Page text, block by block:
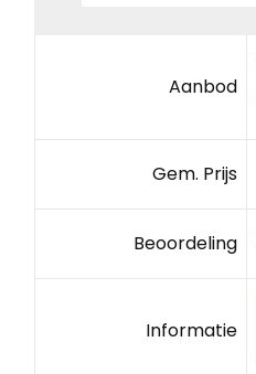
Aanbod
Gem. Prijs
Beoordeling
Informatie